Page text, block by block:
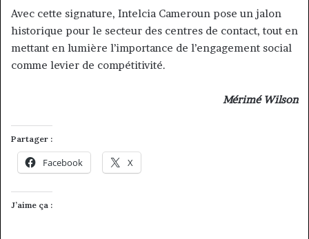
Avec cette signature, Intelcia Cameroun pose un jalon
historique pour le secteur des centres de contact, tout en
mettant en lumière l’importance de l’engagement social
comme levier de compétitivité.
Mérimé Wilson
Partager :
Facebook X
J’aime ça :